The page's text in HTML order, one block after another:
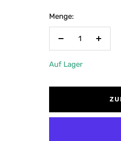
Menge:
Menge
Menge
Auf Lager